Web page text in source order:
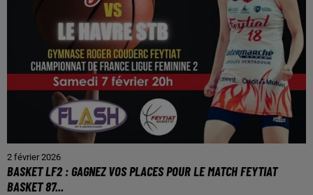
2 février 2026
BASKET LF2 : GAGNEZ VOS PLACES POUR LE MATCH FEYTIAT
BASKET 87...